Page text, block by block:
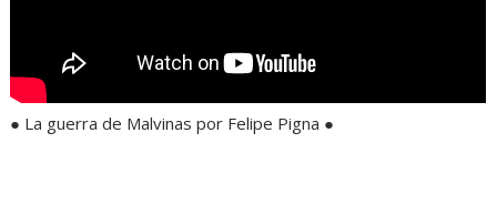
● La guerra de Malvinas por Felipe Pigna ●